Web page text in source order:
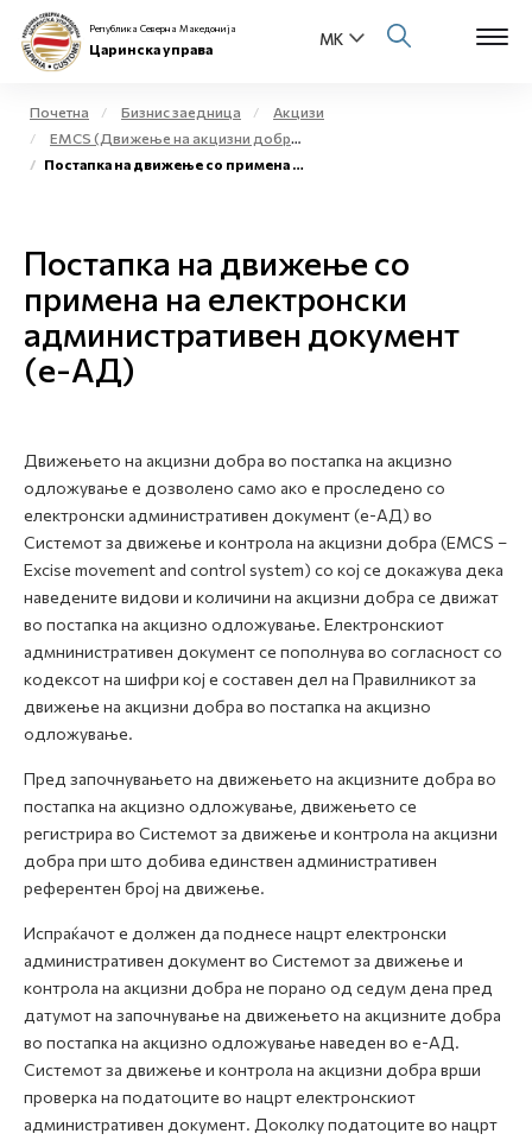
За нас
Бизнис заедница
Е-Царина
Контакт
Е-Весник
Република Северна Македонија
Царинска управа
Почетна Бизнис заедница
Акцизи
EMCS (Движење на акцизни добра во постапка на акцизно одложување на акцизното подрачје)
Постапка на движење со примена на електронски административен документ (е-АД)
Постапка на движење со
примена на електронски
административен документ
(е-АД)
Движењето на акцизни добра во постапка на акцизно
одложување е дозволено само ако е проследено со
електронски административен документ (е-АД) во
Системот за движење и контрола на акцизни добра (EMCS –
Excise movement and control system) со кој се докажува дека
наведените видови и количини на акцизни добра се движат
во постапка на акцизно одложување. Електронскиот
адмнинистративен документ се пополнува во согласност со
кодексот на шифри кој е составен дел на Правилникот за
движење на акцизни добра во постапка на акцизно
одложување.
Пред започнувањето на движењето на акцизните добра во
постапка на акцизно одложување, движењето се
регистрира во Системот за движење и контрола на акцизни
добра при што добива единствен административен
референтен број на движење.
Испраќачот е должен да поднесе нацрт електронски
административен документ во Системот за движење и
контрола на акцизни добра не порано од седум дена пред
датумот на започнување на движењето на акцизните добра
во постапка на акцизно одложување наведен во е-АД.
Системот за движење и контрола на акцизни добра врши
проверка на податоците во нацрт електронскиот
административен документ. Доколку податоците во нацрт